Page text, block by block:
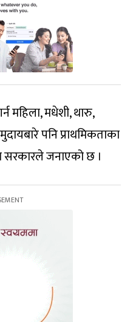
महिला, मधेशी, थारु,
पनि प्राथमिकताका
सरकारले जनाएको छ ।